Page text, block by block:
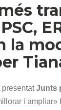
la
presentatJunts
i ampliar»